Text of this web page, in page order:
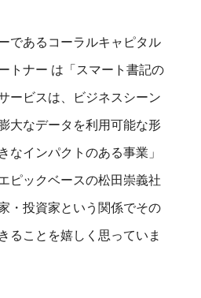
であるコーラルキャピタル
トナー は「スマート書記の
ービスは、ビジネスシーン
大なデータを利用可能な形
なインパクトのある事業」
ピックベースの松田崇義社
・投資家という関係でその
ることを嬉しく思っていま